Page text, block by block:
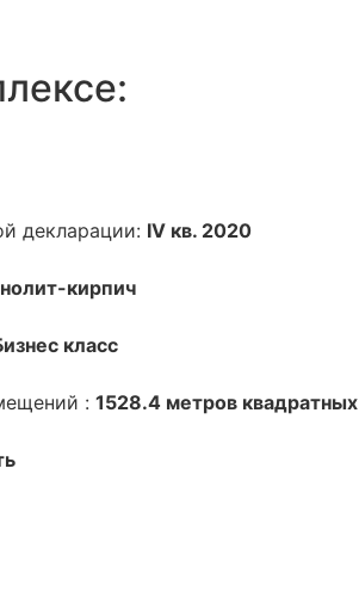
декларации: IV кв. 2020
кирпич
класс
: 1528.4 метров квадратных